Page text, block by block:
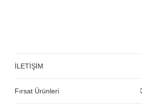
İLETİŞİM
Fırsat Ürünleri